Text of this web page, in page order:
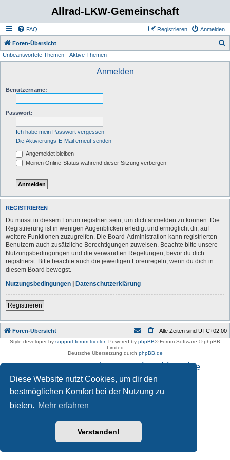
Diese Website nutzt Cookies, um dir den
bestmöglichen Komfort bei der Nutzung zu
bieten. Mehr erfahren
Verstanden!
Allrad-LKW-Gemeinschaft
FAQ Anmelden
Registrieren
Foren-Übersicht
Unbeantwortete Themen Aktive Themen
Anmelden
Benutzername:
Passwort:
Ich habe mein Passwort vergessen
Die Aktivierungs-E-Mail erneut senden
Angemeldet bleiben
Meinen Online-Status während dieser Sitzung verbergen
REGISTRIEREN
Du musst in diesem Forum registriert sein, um dich anmelden zu können. Die
Registrierung ist in wenigen Augenblicken erledigt und ermöglicht dir, auf
weitere Funktionen zuzugreifen. Die Board-Administration kann registrierten
Benutzern auch zusätzliche Berechtigungen zuweisen. Beachte bitte unsere
Nutzungsbedingungen und die verwandten Regelungen, bevor du dich
registrierst. Bitte beachte auch die jeweiligen Forenregeln, wenn du dich in
diesem Board bewegst.
Nutzungsbedingungen | Datenschutzerklärung
Registrieren
Foren-Übersicht Alle Zeiten sind UTC+02:00
Style developer by support forum tricolor, Powered by phpBB® Forum Software © phpBB
Limited
Deutsche Übersetzung durch phpBB.de
Impressum und Datenschutzhinweise